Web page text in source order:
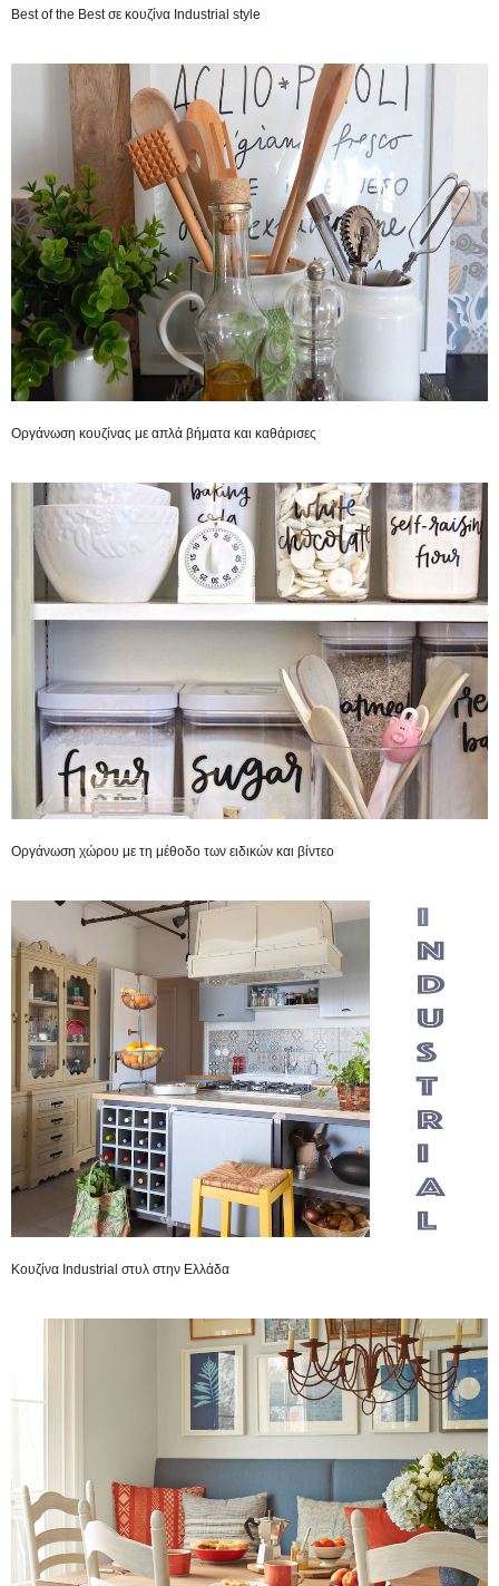
Best of the Best σε κουζίνα Industrial style
Οργάνωση κουζίνας με απλά βήματα και καθάρισες
Οργάνωση χώρου με τη μέθοδο των ειδικών και βίντεο
Κουζίνα Industrial στυλ στην Ελλάδα